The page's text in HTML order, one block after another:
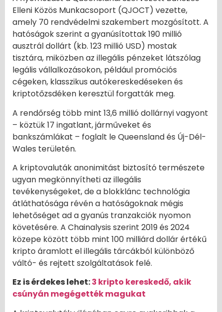
Elleni Közös Munkacsoport (QJOCT) vezette,
amely 70 rendvédelmi szakembert mozgósított. A
hatóságok szerint a gyanúsítottak 190 millió
ausztrál dollárt (kb. 123 millió USD) mostak
tisztára, miközben az illegális pénzeket látszólag
legális vállalkozásokon, például promóciós
cégeken, klasszikus autókereskedéseken és
kriptotőzsdéken keresztül forgatták meg.
A rendőrség több mint 13,6 millió dollárnyi vagyont
– köztük 17 ingatlant, járműveket és
bankszámlákat – foglalt le Queensland és Új-Dél-
Wales területén.
A kriptovaluták anonimitást biztosító természete
ugyan megkönnyítheti az illegális
tevékenységeket, de a blokklánc technológia
átláthatósága révén a hatóságoknak mégis
lehetőséget ad a gyanús tranzakciók nyomon
követésére. A Chainalysis szerint 2019 és 2024
közepe között több mint 100 milliárd dollár értékű
kripto áramlott el illegális tárcákból különböző
váltó- és rejtett szolgáltatások felé.
Ez is érdekes lehet:3 kripto kereskedő, akik
csúnyán megégették magukat